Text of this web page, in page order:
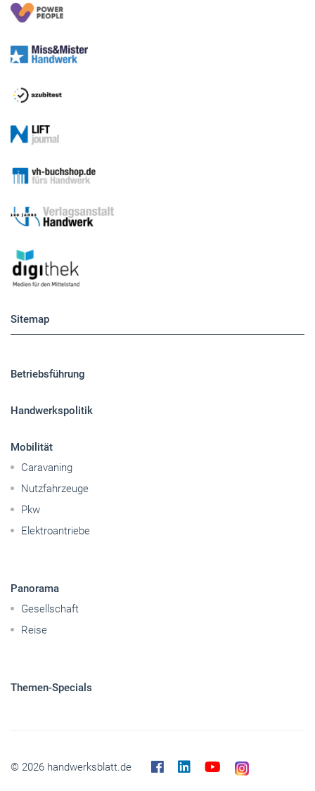
Sitemap
Betriebsführung
Handwerkspolitik
Mobilität
Caravaning
Nutzfahrzeuge
Pkw
Elektroantriebe
Panorama
Gesellschaft
Reise
Themen-Specials
© 2026 handwerksblatt.de